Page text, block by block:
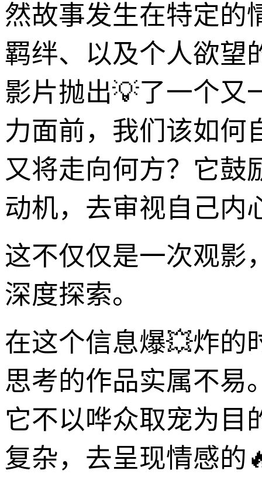
然故事发生在特定的
羁绊、以及个人欲望
影片抛出💡了一个又
力面前，我们该如何
又将走向何方？它鼓
动机，去审视自己内
这不仅仅是一次观影
深度探索。
在这个信息爆💥炸的
思考的作品实属不易
它不以哗众取宠为目
复杂，去呈现情感的